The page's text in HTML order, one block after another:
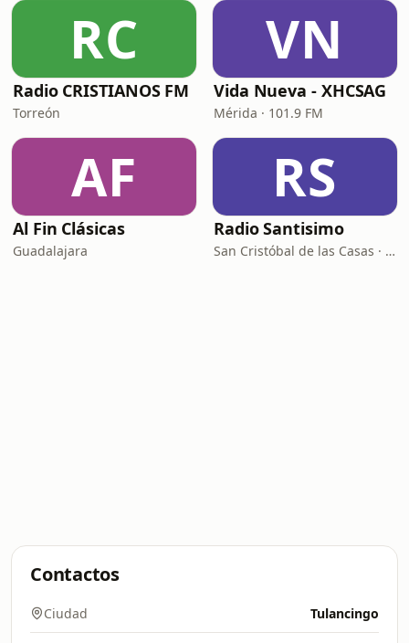
RC
Radio CRISTIANOS FM
Torreón
VN
Vida Nueva - XHCSAG
Mérida · 101.9 FM
AF
Al Fin Clásicas
Guadalajara
RS
Radio Santisimo
San Cristóbal de las Casas · 104.9 FM
Contactos
Ciudad Tulancingo